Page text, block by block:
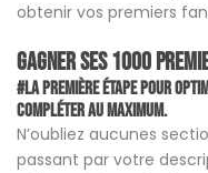
obtenir vos premiers
Gagner ses 1000
#La première étape pour
compléter au maximum.
N’oubliez aucunes
passant par votre